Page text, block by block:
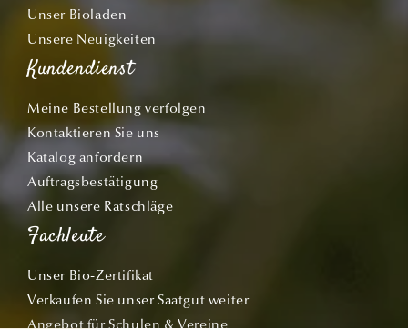
Unser Bioladen
Unsere Neuigkeiten
Kundendienst
Meine Bestellung verfolgen
Kontaktieren Sie uns
Katalog anfordern
Auftragsbestätigung
Alle unsere Ratschläge
Fachleute
Unser Bio-Zertifikat
Verkaufen Sie unser Saatgut weiter
Angebot für Schulen & Vereine